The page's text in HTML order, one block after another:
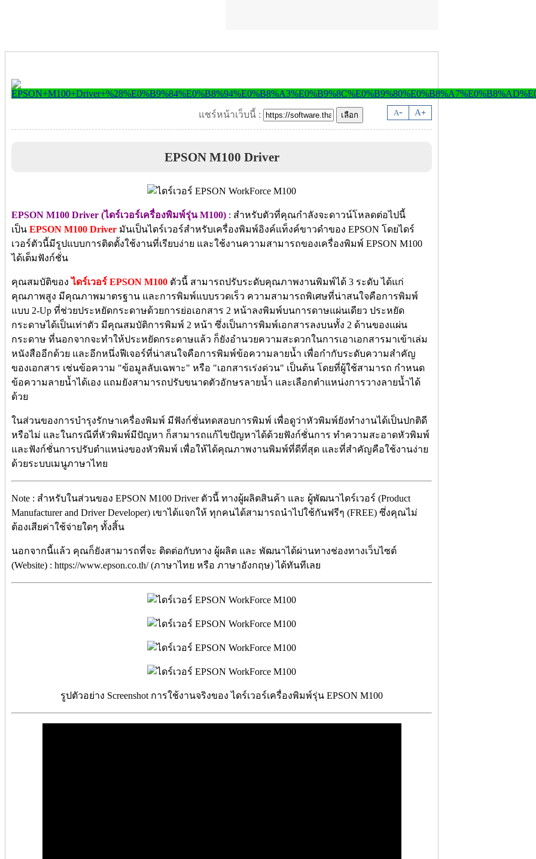
A- A+
แชร์หน้าเว็บนี้ :
EPSON M100 Driver
EPSON M100 Driver (ไดร์เวอร์เครื่องพิมพ์รุ่น M100) : สำหรับตัวที่คุณกำลังจะดาวน์โหลดต่อไปนี้
เป็น EPSON M100 Driver มันเป็นไดร์เวอร์สำหรับเครื่องพิมพ์อิงค์แท็งค์ขาวดำของ EPSON โดยไดร์
เวอร์ตัวนี้มีรูปแบบการติดตั้งใช้งานที่เรียบง่าย และใช้งานความสามารถของเครื่องพิมพ์ EPSON M100
ได้เต็มฟังก์ชั่น
คุณสมบัติของไดร์เวอร์ EPSON M100 ตัวนี้ สามารถปรับระดับคุณภาพงานพิมพ์ได้ 3 ระดับ ได้แก่
คุณภาพสูง มีคุณภาพมาตรฐาน และการพิมพ์แบบรวดเร็ว ความสามารถพิเศษที่น่าสนใจคือการพิมพ์
แบบ 2-Up ที่ช่วยประหยัดกระดาษด้วยการย่อเอกสาร 2 หน้าลงพิมพ์บนการดาษแผ่นเดียว ประหยัด
กระดาษได้เป็นเท่าตัว มีคุณสมบัติการพิมพ์ 2 หน้า ซึ่งเป็นการพิมพ์เอกสารลงบนทั้ง 2 ด้านของแผ่น
กระดาษ ที่นอกจากจะทำให้ประหยัดกระดาษแล้ว ก็ยังอำนวยความสะดวกในการเอาเอกสารมาเข้าเล่ม
หนังสืออีกด้วย และอีกหนึ่งฟีเจอร์ที่น่าสนใจคือการพิมพ์ข้อความลายน้ำ เพื่อกำกับระดับความสำคัญ
ของเอกสาร เช่นข้อความ "ข้อมูลลับเฉพาะ" หรือ "เอกสารเร่งด่วน" เป็นต้น โดยที่ผู้ใช้สามารถ กำหนด
ข้อความลายน้ำได้เอง แถมยังสามารถปรับขนาดตัวอักษรลายน้ำ และเลือกตำแหน่งการวางลายน้ำได้
ด้วย
ในส่วนของการบำรุงรักษาเครื่องพิมพ์ มีฟังก์ชั่นทดสอบการพิมพ์ เพื่อดูว่าหัวพิมพ์ยังทำงานได้เป็นปกติดี
หรือไม่ และในกรณีที่หัวพิมพ์มีปัญหา ก็สามารถแก้ไขปัญหาได้ด้วยฟังก์ชั่นการ ทำความสะอาดหัวพิมพ์
และฟังก์ชั่นการปรับตำแหน่งของหัวพิมพ์ เพื่อให้ได้คุณภาพงานพิมพ์ที่ดีที่สุด และที่สำคัญคือใช้งานง่าย
ด้วยระบบเมนูภาษาไทย
Note : สำหรับในส่วนของ EPSON M100 Driver ตัวนี้ ทางผู้ผลิตสินค้า และ ผู้พัฒนาไดร์เวอร์ (Product
Manufacturer and Driver Developer) เขาได้แจกให้ ทุกคนได้สามารถนำไปใช้กันฟรีๆ (FREE) ซึ่งคุณไม่
ต้องเสียค่าใช้จ่ายใดๆ ทั้งสิ้น
นอกจากนี้แล้ว คุณก็ยังสามารถที่จะ ติดต่อกับทาง ผู้ผลิต และ พัฒนาได้ผ่านทางช่องทางเว็บไซต์
(Website) : https://www.epson.co.th/ (ภาษาไทย หรือ ภาษาอังกฤษ) ได้ทันทีเลย
รูปตัวอย่าง Screenshot การใช้งานจริงของ ไดร์เวอร์เครื่องพิมพ์รุ่น EPSON M100